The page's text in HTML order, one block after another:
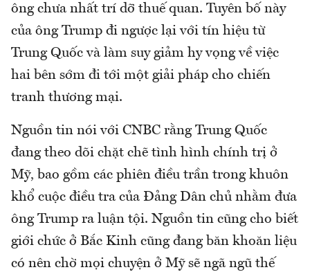
ông chưa nhất trí dỡ thuế quan. Tuyên bố này
của ông Trump đi ngược lại với tín hiệu từ
Trung Quốc và làm suy giảm hy vọng về việc
hai bên sớm đi tới một giải pháp cho chiến
tranh thương mại.
Nguồn tin nói với CNBC rằng Trung Quốc
đang theo dõi chặt chẽ tình hình chính trị ở
Mỹ, bao gồm các phiên điều trần trong khuôn
khổ cuộc điều tra của Đảng Dân chủ nhằm đưa
ông Trump ra luận tội. Nguồn tin cũng cho biết
giới chức ở Bắc Kinh cũng đang băn khoăn liệu
có nên chờ mọi chuyện ở Mỹ sẽ ngã ngũ thế